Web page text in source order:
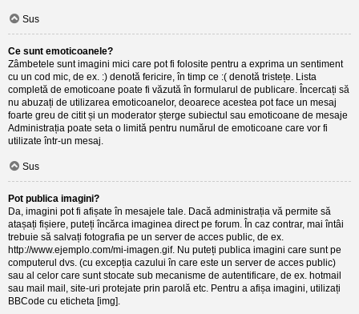
Sus
Ce sunt emoticoanele?
Zâmbetele sunt imagini mici care pot fi folosite pentru a exprima un sentiment
cu un cod mic, de ex. :) denotă fericire, în timp ce :( denotă tristețe. Lista
completă de emoticoane poate fi văzută în formularul de publicare. Încercați să
nu abuzați de utilizarea emoticoanelor, deoarece acestea pot face un mesaj
foarte greu de citit și un moderator șterge subiectul sau emoticoane de mesaje
Administrația poate seta o limită pentru numărul de emoticoane care vor fi
utilizate într-un mesaj.
Sus
Pot publica imagini?
Da, imagini pot fi afișate în mesajele tale. Dacă administrația vă permite să
atașați fișiere, puteți încărca imaginea direct pe forum. În caz contrar, mai întâi
trebuie să salvați fotografia pe un server de acces public, de ex.
http://www.ejemplo.com/mi-imagen.gif. Nu puteți publica imagini care sunt pe
computerul dvs. (cu excepția cazului în care este un server de acces public)
sau al celor care sunt stocate sub mecanisme de autentificare, de ex. hotmail
sau mail mail, site-uri protejate prin parolă etc. Pentru a afișa imagini, utilizați
BBCode cu eticheta [img].